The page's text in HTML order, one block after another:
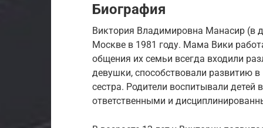
Биография
Виктория Владимировна Манасир (в
Москве в 1981 году. Мама Вики
общения их семьи всегда входили
девушки, способствовали развитию
сестра. Родители воспитывали детей
ответственными и